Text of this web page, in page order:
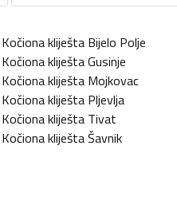
Kočiona kliješta Bijelo Polje
Kočiona kliještaGusinje
Kočiona kliješta Mojkovac
Kočiona kliješta Pljevlja
Kočiona kliješta Tivat
Kočiona kliještaŠavnik